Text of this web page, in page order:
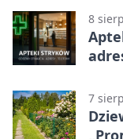
8
7